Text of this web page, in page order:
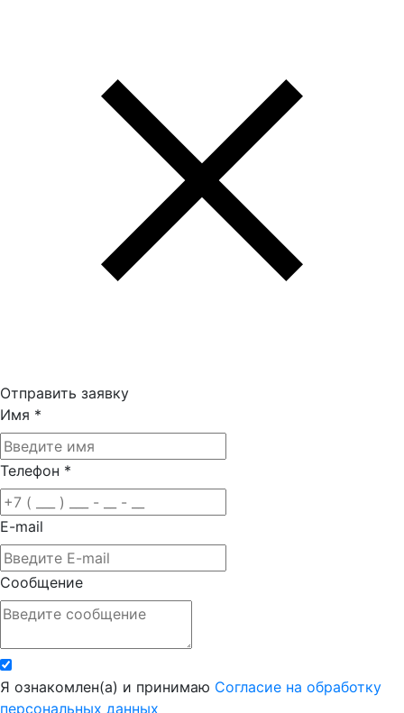
Отправить заявку
Имя *
Телефон *
E-mail
Сообщение
Я ознакомлен(а) и принимаю Согласие на обработку
персональных данных